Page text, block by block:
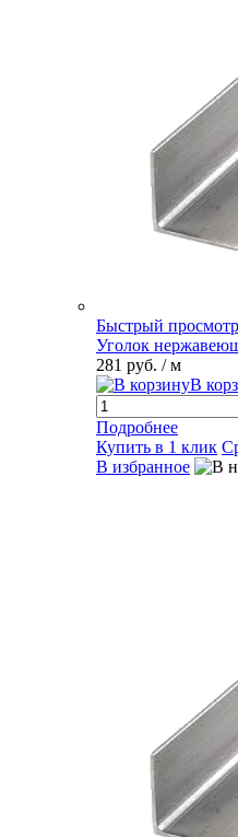
Быстрый просмотр
Уголок
281 руб. / м
В
Подробнее
Купить в 1 клик
В избранное